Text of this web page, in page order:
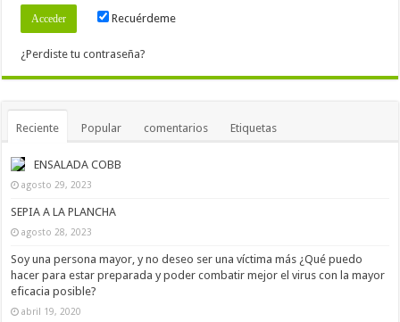
Recuérdeme
¿Perdiste tu contraseña?
Reciente Popular comentarios Etiquetas
ENSALADA COBB
agosto 29, 2023
SEPIA A LA PLANCHA
agosto 28, 2023
Soy una persona mayor, y no deseo ser una víctima más ¿Qué puedo
hacer para estar preparada y poder combatir mejor el virus con la mayor
eficacia posible?
abril 19, 2020